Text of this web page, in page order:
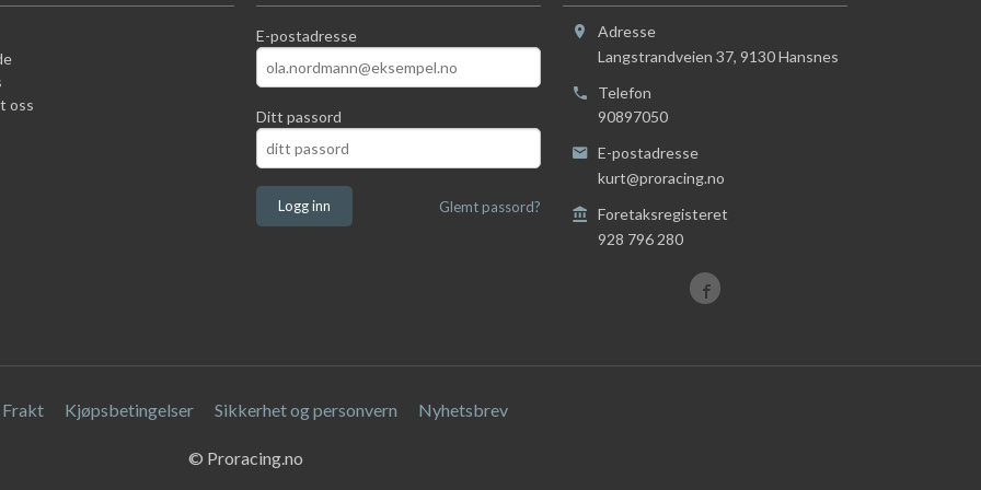
oss
E-postadresse
Ditt passord
Glemt passord?
Adresse
Langstrandveien 37, 9130Hansnes
Telefon
90897050
E-postadresse
kurt@proracing.no
Foretaksregisteret
928 796 280
Frakt Kjøpsbetingelser Sikkerhet og personvern Nyhetsbrev
© Proracing.no